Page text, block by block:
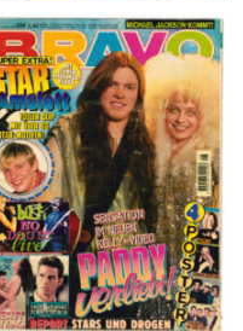
BRAVO – Nr. 8, 13. Febr.
1997